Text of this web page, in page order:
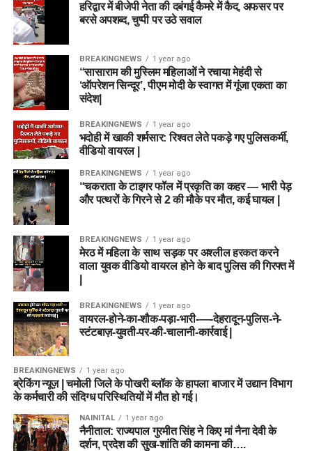
हरिद्वार में बीजेपी नेता की दबंगई कैमरे में कैद, अफसर पर
बरसे अपशब्द, चुप्पी पर उठे सवाल
BREAKINGNEWS 1 year ago
“सासाराम की मुस्लिम महिलाओं ने रचाया मेहंदी से
‘ऑपरेशन सिन्दूर’, पीएम मोदी के स्वागत में गूंजा एकता का
संदेश|
BREAKINGNEWS 1 year ago
भदोही में खाकी शर्मसार: रिश्वत लेते पकड़े गए पुलिसकर्मी,
वीडियो वायरल |
BREAKINGNEWS 1 year ago
“चकराता के टाइगर फॉल में प्रकृति का कहर — भारी पेड़
और पत्थरों के गिरने से 2 की मौके पर मौत, कई घायल |
BREAKINGNEWS 1 year ago
मेरठ में महिला के साथ सड़क पर अश्लील हरकत करने
वाला युवक वीडियो वायरल होने के बाद पुलिस की गिरफ्त में
BREAKINGNEWS 1 year ago
वायरल-होने-का-शौक-पड़ा-भारी-—-देहरादून-पुलिस-ने-
स्टंटबाज़-युवती-पर-की-चालानी-कार्रवाई |
BREAKINGNEWS 1 year ago
ब्रेकिंग न्यूज़ | चमोली जिले के पोखरी ब्लॉक के हापला बाजार में उद्यान विभाग
के कर्मचारी की संदिग्ध परिस्थितियों में मौत हो गई।
NAINITAL 1 year ago
नैनीताल: राज्यपाल गुरमीत सिंह ने किए मां नैना देवी के
दर्शन, प्रदेश की सुख-शांति की कामना की….